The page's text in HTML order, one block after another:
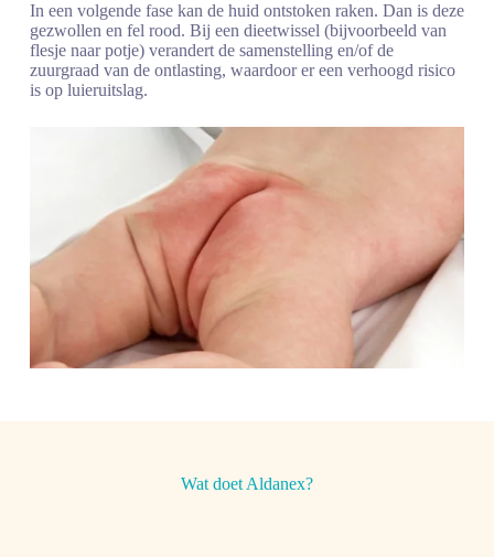
In een volgende fase kan de huid ontstoken raken. Dan is deze
gezwollen en fel rood. Bij een dieetwissel (bijvoorbeeld van
flesje naar potje) verandert de samenstelling en/of de
zuurgraad van de ontlasting, waardoor er een verhoogd risico
is op luieruitslag.
Wat doet Aldanex?